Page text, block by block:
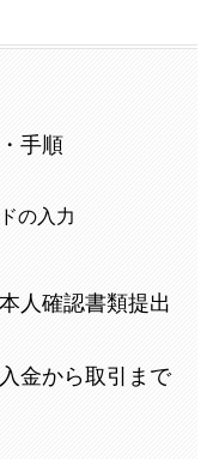
手順
の入力
人確認書類提出
金から取引まで